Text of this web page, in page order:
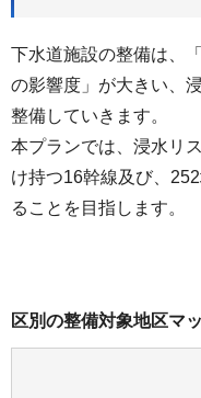
下水道施設の整備は、
の影響度」が大きい、
整備していきます。
本プランでは、浸水リ
け持つ16幹線及び、
ることを目指します。
区別の整備対象地区マ